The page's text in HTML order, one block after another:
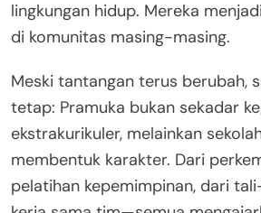
lingkungan hidup. Mereka
di komunitas masing-masing.
Meski tantangan terus berubah,
tetap: Pramuka bukan sekadar
ekstrakurikuler, melainkan
membentuk karakter. Dari
pelatihan kepemimpinan, dari